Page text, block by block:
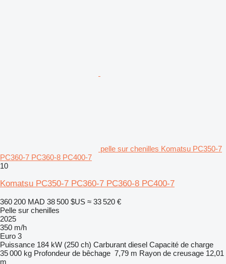
pelle sur chenilles Komatsu PC350-7
PC360-7 PC360-8 PC400-7
10
Komatsu PC350-7 PC360-7 PC360-8 PC400-7
360 200 MAD 38 500 $US ≈ 33 520 €
Pelle sur chenilles
2025
350 m/h
Euro 3
Puissance 184 kW (250 ch) Carburant diesel Capacité de charge
35 000 kg Profondeur de bêchage 7,79 m Rayon de creusage 12,01
m